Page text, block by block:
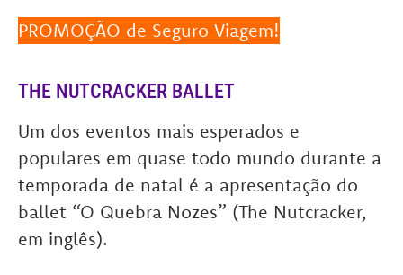
PROMOÇÃO de Seguro Viagem!
THE NUTCRACKER BALLET
Um dos eventos mais esperados e
populares em quase todo mundo durante a
temporada de natal é a apresentação do
ballet “O Quebra Nozes” (The Nutcracker,
em inglês).